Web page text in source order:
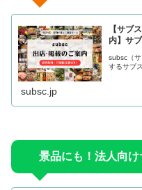
【サブ
内】サ
subsc（
するサブ
subsc.jp
景品にも！法人向け